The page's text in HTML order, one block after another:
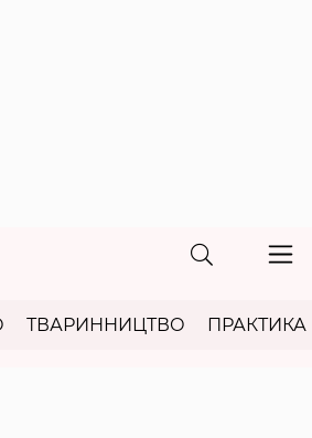
ТВАРИННИЦТВО ПРАКТИКА